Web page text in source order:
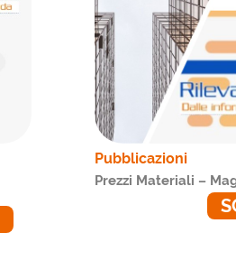
Pubblicazioni
Prezzi Materiali –